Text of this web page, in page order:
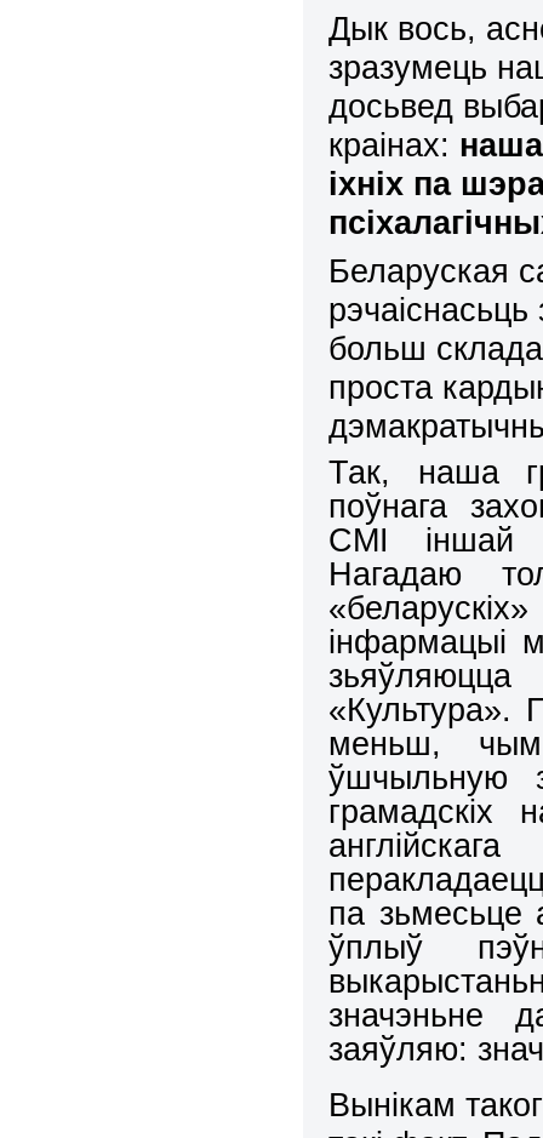
Дык вось,
зразумець
досьвед
краінах: наша
іхніх па
псіхала
Беларуская
больш
проста
Так, наша
поўнага
СМІ іншай
Нагадаю
інфармацыі
«Культура».
меньш,
ўшчыльную
грамадскіх
па зьмесьце
ўплыў
значэньне
заяўляю:
Вынікам